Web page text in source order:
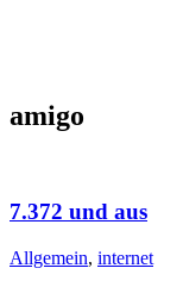
amigo
7.372 und aus
Allgemein, internet